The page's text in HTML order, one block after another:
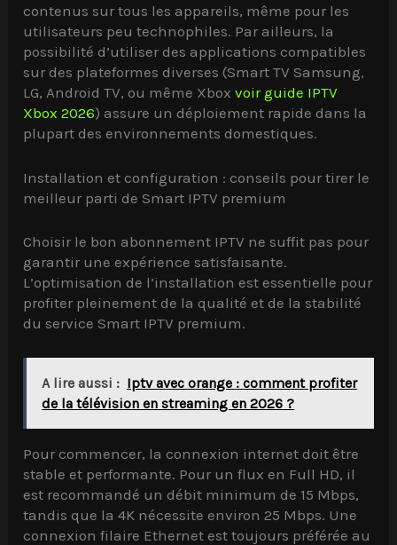
contenus sur tous les appareils, même pour les
utilisateurs peu technophiles. Par ailleurs, la
possibilité d’utiliser des applications compatibles
sur des plateformes diverses (Smart TV Samsung,
LG, Android TV, ou même Xboxvoir guide IPTV
Xbox 2026) assure un déploiement rapide dans la
plupart des environnements domestiques.
Installation et configuration : conseils pour tirer le
meilleur parti de Smart IPTV premium
Choisir le bon abonnement IPTV ne suffit pas pour
garantir une expérience satisfaisante.
L’optimisation de l’installation est essentielle pour
profiter pleinement de la qualité et de la stabilité
du service Smart IPTV premium.
A lire aussi : Iptv avec orange : comment profiter
de la télévision en streaming en 2026 ?
Pour commencer, la connexion internet doit être
stable et performante. Pour un flux en Full HD, il
est recommandé un débit minimum de 15 Mbps,
tandis que la 4K nécessite environ 25 Mbps. Une
connexion filaire Ethernet est toujours préférée au